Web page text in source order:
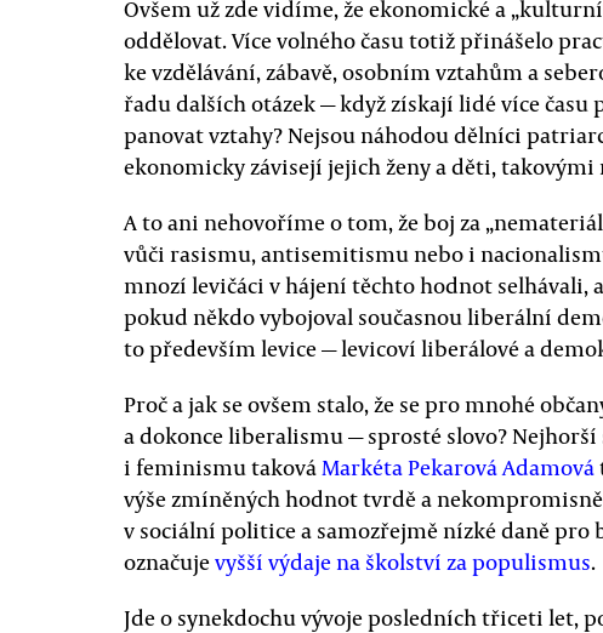
Ovšem už zde vidíme, že ekonomické a
oddělovat. Více volného času totiž přinášelo
ke vzdělávání, zábavě, osobním vztahům a
řadu dalších otázek — když získají lidé více
panovat vztahy? Nejsou náhodou dělníci
ekonomicky závisejí jejich ženy a děti,
A to ani nehovoříme o tom, že boj za
vůči rasismu, antisemitismu nebo i
mnozí levičáci v hájení těchto hodnot selhávali,
pokud někdo vybojoval současnou liberální
to především levice — levicoví liberálové a
Proč a jak se ovšem stalo, že se pro mnohé
a dokonce liberalismu — sprosté slovo? Nejhorší
i feminismu takováMarkéta Pekarová Adamová
výše zmíněných hodnot tvrdě a
v sociální politice a samozřejmě nízké daně pro
označujevyšší výdaje na školství za populismus.
Jde o synekdochu vývoje posledních třiceti let,